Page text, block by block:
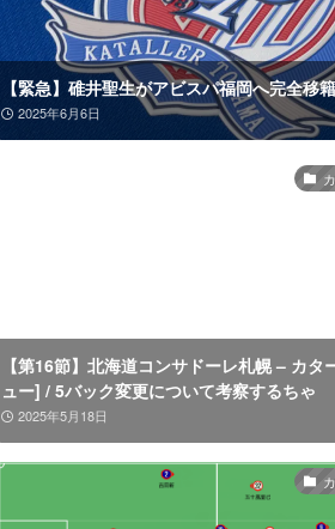
【緊急】碓井聖生がアビスパ福岡へ完全移
2025年6月6日
【第16節】北海道コンサドーレ札幌 – カタ
ュー] / 5バック変更について考察するちゃ
2025年5月18日